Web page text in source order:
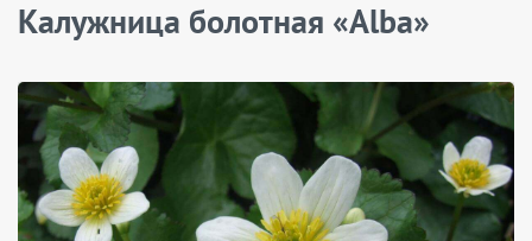
Калужница болотная «Alba»